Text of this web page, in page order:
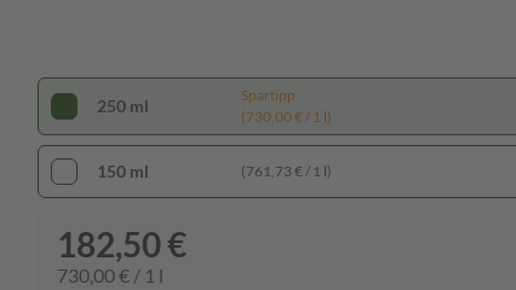
250 ml
Spartipp
(730,00 € / 1 l)
150 ml (761,73 € / 1 l)
182,50 €
730,00 € / 1 l